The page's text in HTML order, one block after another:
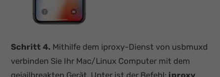
Schritt 4. Mithilfe dem iproxy-Dienst von usbmuxd
verbinden Sie Ihr Mac/Linux Computer mit dem
gejailbreakten Gerät. Unter ist der Befehl: iproxy